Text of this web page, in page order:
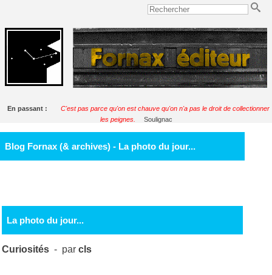
En passant :
C'est pas parce qu'on est chauve qu'on n'a pas le droit de collectionner
les peignes.
Soulignac
Blog Fornax (& archives) - La photo du jour...
La photo du jour...
Curiosités - parcls